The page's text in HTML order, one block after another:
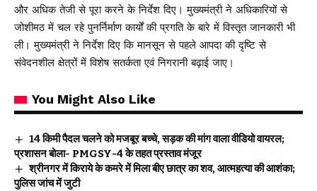
और अधिक तेजी से पूरा करने के निर्देश दिए। मुख्यमंत्री ने अधिकारियों से
जोशीमठ में चल रहे पुनर्निर्माण कार्यों की प्रगति के बारे में विस्तृत जानकारी भी
ली। मुख्यमंत्री ने निर्देश दिए कि मानसून से पहले आपदा की दृष्टि से
संवेदनशील क्षेत्रों में विशेष सतर्कता एवं निगरानी बढ़ाई जाए।
You Might Also Like
14 किमी पैदल चलने को मजबूर बच्चे, सड़क की मांग वाला वीडियो वायरल;
प्रशासन बोला- PMGSY-4 के तहत प्रस्ताव मंजूर
श्रीनगर में किराये के कमरे में मिला बीए छात्र का शव, आत्महत्या की आशंका;
पुलिस जांच में जुटी